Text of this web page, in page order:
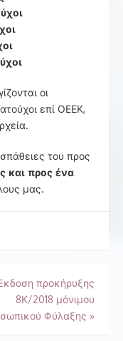
οι
επί ΟΕΕΚ,
του προς
και προς ένα
μας.
προκήρυξης
8Κ/2018 μόνιμου
Φύλαξης »